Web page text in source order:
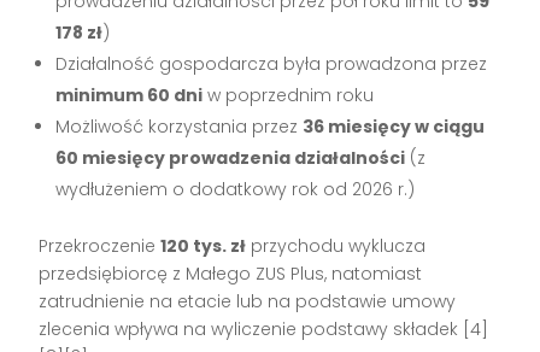
178 zł)
Działalność gospodarcza była prowadzona przez
minimum 60 dni w poprzednim roku
Możliwość korzystania przez 36 miesięcy w ciągu
60 miesięcy prowadzenia działalności (z
wydłużeniem o dodatkowy rok od 2026 r.)
Przekroczenie120 tys. zł przychodu wyklucza
przedsiębiorcę z Małego ZUS Plus, natomiast
zatrudnienie na etacie lub na podstawie umowy
zlecenia wpływa na wyliczenie podstawy składek [4]